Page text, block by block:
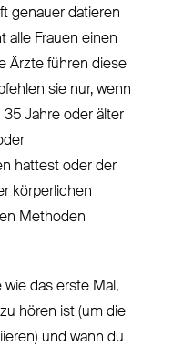
genauer datieren
alle Frauen einen
Ärzte führen diese
sie nur, wenn
Jahre oder älter
hattest oder der
körperlichen
Methoden
das erste Mal,
hören ist (um die
und wann du